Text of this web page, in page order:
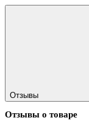
Отзывы
Отзывы о товаре